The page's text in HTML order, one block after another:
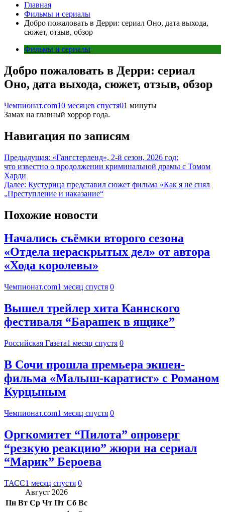
Главная
Фильмы и сериалы
Добро пожаловать в Дерри: сериал Оно, дата выхода,
сюжет, отзыв, обзор
Фильмы и сериалы
Добро пожаловать в Дерри: сериал
Оно, дата выхода, сюжет, отзыв, обзор
Чемпионат.com10 месяцев спустя01 минуты
Замах на главный хоррор года.
Навигация по записям
Предыдущая: «Гангстерленд», 2-й сезон, 2026 год:
что известно о продолжении криминальной драмы с Томом
Харди
Далее: Кустурица представил сюжет фильма «Как я не снял
„Преступление и наказание“
Похожие новости
Начались съёмки второго сезона
«Отдела нераскрытых дел» от автора
«Хода королевы»
Чемпионат.com1 месяц спустя 0
Вышел трейлер хита Каннского
фестиваля “Барашек в ящике”
Российская Газета1 месяц спустя 0
В Сочи прошла премьера экшен-
фильма «Малыш-каратист» с Романом
Курцыным
Чемпионат.com1 месяц спустя 0
Оргкомитет “Пилота” опроверг
“резкую реакцию” жюри на сериал
“Марик” Бероева
ТАСС1 месяц спустя 0
Август 2026
Пн Вт Ср Чт Пт Сб Вс